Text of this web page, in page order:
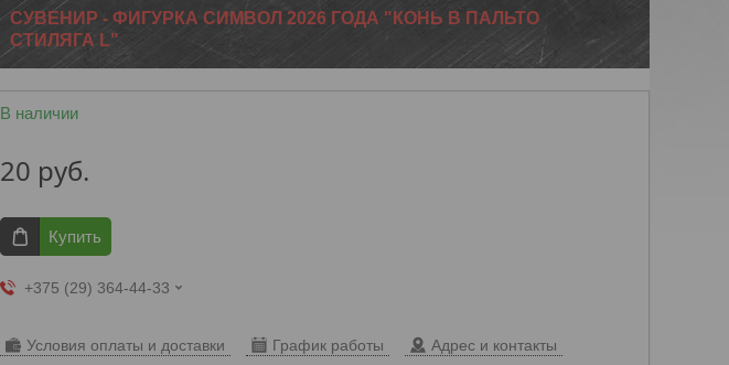
СУВЕНИР - ФИГУРКА СИМВОЛ 2026 ГОДА "КОНЬ В ПАЛЬТО
СТИЛЯГА L"
В наличии
20 руб.
Купить
+375 (29) 364-44-33
Условия оплаты и доставки График работы Адрес и контакты